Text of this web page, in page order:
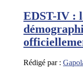
EDST-IV :
Rédigé par :